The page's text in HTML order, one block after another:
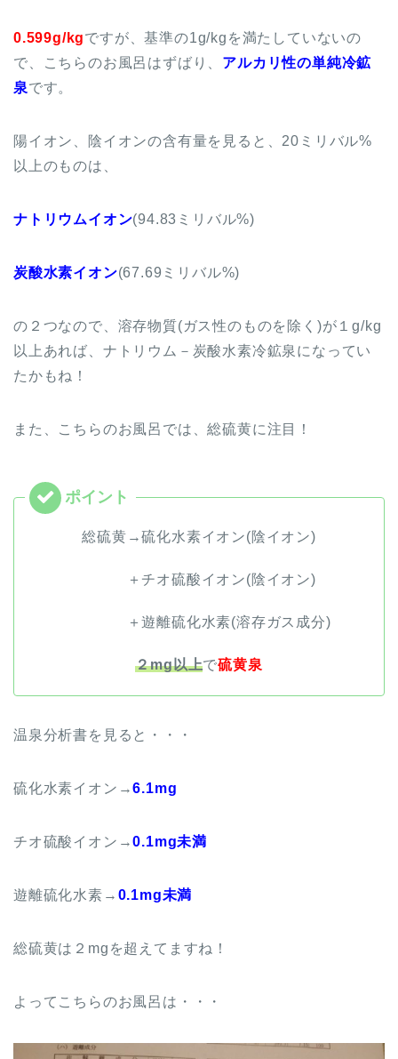
0.599g/kgですが、基準の1g/kgを満たしていないの
で、こちらのお風呂はずばり、 アルカリ性の単純冷鉱
泉です。
陽イオン、陰イオンの含有量を見ると、20ミリバル%
以上のものは、
ナトリウムイオン(94.83ミリバル%)
炭酸水素イオン(67.69ミリバル%)
の２つなので、溶存物質(ガス性のものを除く)が１g/kg
以上あれば、ナトリウム－炭酸水素冷鉱泉になってい
たかもね！
また、こちらのお風呂では、総硫黄に注目！
総硫黄→硫化水素イオン(陰イオン)
＋チオ硫酸イオン(陰イオン)
＋遊離硫化水素(溶存ガス成分)
２mg以上で硫黄泉
温泉分析書を見ると・・・
硫化水素イオン→6.1mg
チオ硫酸イオン→0.1mg未満
遊離硫化水素→ 0.1mg未満
総硫黄は２mgを超えてますね！
よってこちらのお風呂は・・・